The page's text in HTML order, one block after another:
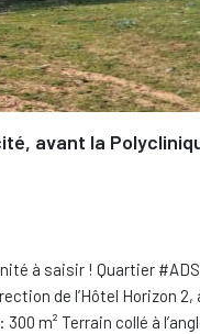
avant la
à saisir ! Quartier
de l’Hôtel Horizon 2,
m² Terrain collé à